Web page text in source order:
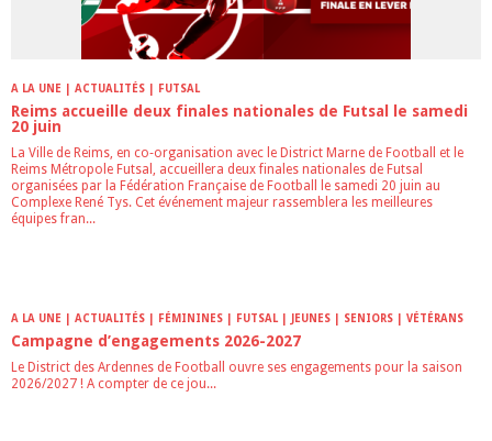
A LA UNE | ACTUALITÉS | FUTSAL
Reims accueille deux finales nationales de Futsal le samedi
20 juin
La Ville de Reims, en co‑organisation avec le District Marne de Football et le
Reims Métropole Futsal, accueillera deux finales nationales de Futsal
organisées par la Fédération Française de Football le samedi 20 juin au
Complexe René Tys. Cet événement majeur rassemblera les meilleures
équipes fran...
A LA UNE | ACTUALITÉS | FÉMININES | FUTSAL | JEUNES | SENIORS | VÉTÉRANS
Campagne d’engagements 2026-2027
Le District des Ardennes de Football ouvre ses engagements pour la saison
2026/2027 ! A compter de ce jou...